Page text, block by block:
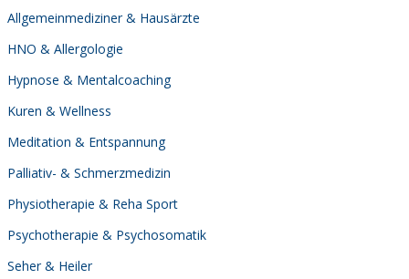
Allgemeinmediziner & Hausärzte
HNO & Allergologie
Hypnose & Mentalcoaching
Kuren & Wellness
Meditation & Entspannung
Palliativ- & Schmerzmedizin
Physiotherapie & Reha Sport
Psychotherapie & Psychosomatik
Seher & Heiler